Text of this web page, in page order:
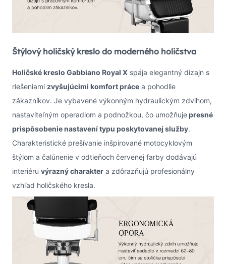
Štýlový holičský kreslo do moderného holičstva
Holičské kreslo Gabbiano Royal X spája elegantný dizajn s
riešeniami zvyšujúcimi komfort práce a pohodlie
zákazníkov. Je vybavené výkonným hydraulickým zdvihom,
nastaviteľným operadlom a podnožkou, čo umožňujepresné
prispôsobenie nastavení typu poskytovanej služby.
Charakteristické prešívanie inšpirované motocyklovým
štýlom a čalúnenie v odtieňoch červenej farby dodávajú
interiéru výrazný charakter a zdôrazňujú profesionálny
vzhľad holičského kresla.